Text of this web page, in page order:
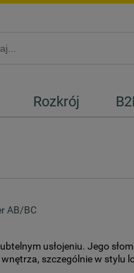
Rozkrój
AB/BC
usłojeniu. Jego
szczególnie w stylu